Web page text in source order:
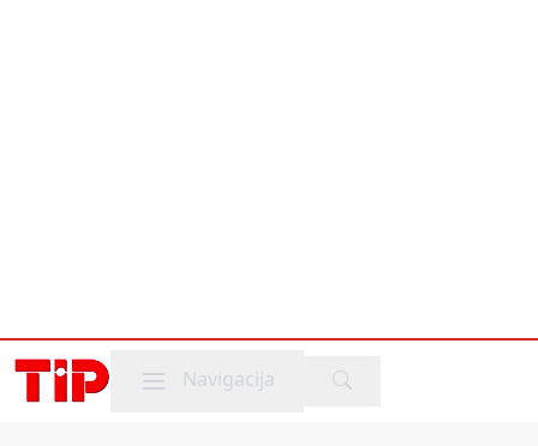
Mobile menu
Navigacija